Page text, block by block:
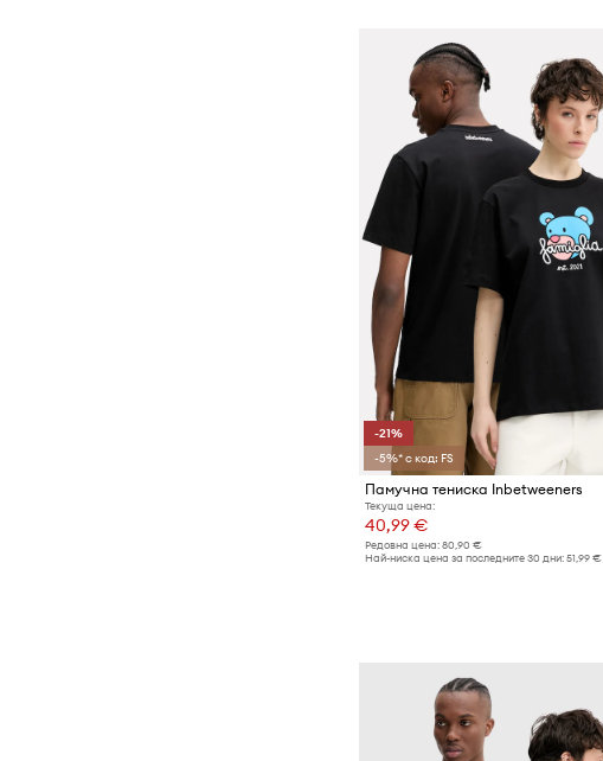
-21%
-5%* с код: FS
Памучна тениска Inbetweeners
Текуща цена:
40,99 €
Редовна цена: 80,90 €
Най-ниска цена за последните 30 дни: 51,99 €